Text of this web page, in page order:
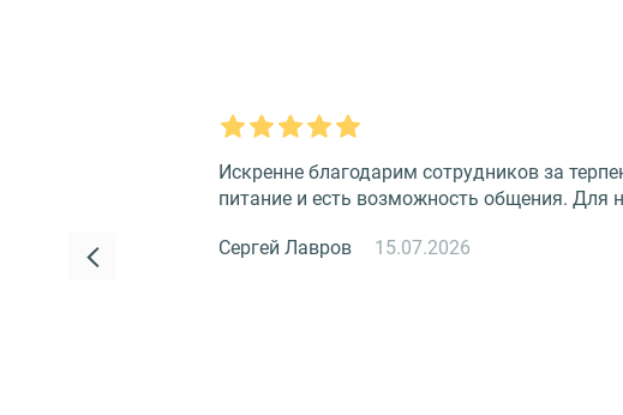
Искренне благодарим сотрудников за
питание и есть возможность общения. Для
Сергей Лавров 15.07.2026